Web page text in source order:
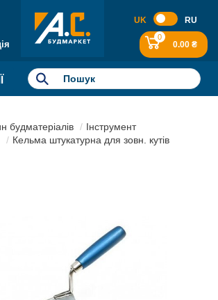
UK RU
0
0.00 ₴
будматеріалів
Інструмент
Кельма штукатурна для зовн. кутів